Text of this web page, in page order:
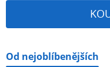
Od nejoblíbenějších